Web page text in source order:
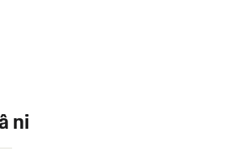
ni